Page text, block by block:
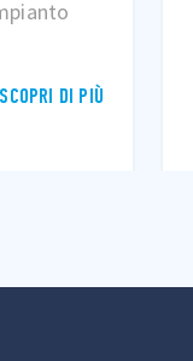
SCOPRI DI PIÙ